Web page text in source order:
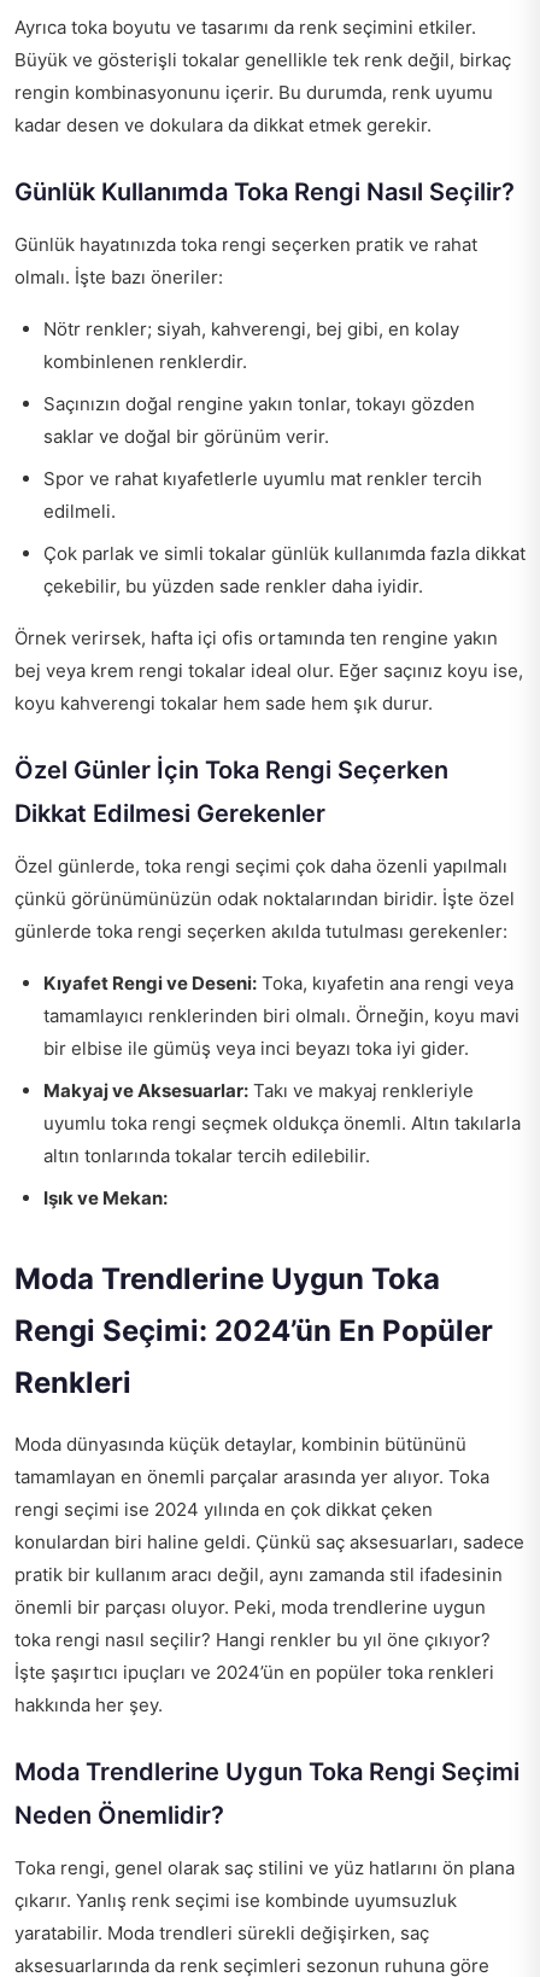
Ayrıca toka boyutu ve tasarımı da renk seçimini etkiler.
Büyük ve gösterişli tokalar genellikle tek renk değil, birkaç
rengin kombinasyonunu içerir. Bu durumda, renk uyumu
kadar desen ve dokulara da dikkat etmek gerekir.
Günlük Kullanımda Toka Rengi Nasıl Seçilir?
Günlük hayatınızda toka rengi seçerken pratik ve rahat
olmalı. İşte bazı öneriler:
Nötr renkler; siyah, kahverengi, bej gibi, en kolay
kombinlenen renklerdir.
Saçınızın doğal rengine yakın tonlar, tokayı gözden
saklar ve doğal bir görünüm verir.
Spor ve rahat kıyafetlerle uyumlu mat renkler tercih
edilmeli.
Çok parlak ve simli tokalar günlük kullanımda fazla dikkat
çekebilir, bu yüzden sade renkler daha iyidir.
Örnek verirsek, hafta içi ofis ortamında ten rengine yakın
bej veya krem rengi tokalar ideal olur. Eğer saçınız koyu ise,
koyu kahverengi tokalar hem sade hem şık durur.
Özel Günler İçin Toka Rengi Seçerken
Dikkat Edilmesi Gerekenler
Özel günlerde, toka rengi seçimi çok daha özenli yapılmalı
çünkü görünümünüzün odak noktalarından biridir. İşte özel
günlerde toka rengi seçerken akılda tutulması gerekenler:
Kıyafet Rengi ve Deseni: Toka, kıyafetin ana rengi veya
tamamlayıcı renklerinden biri olmalı. Örneğin, koyu mavi
bir elbise ile gümüş veya inci beyazı toka iyi gider.
Makyaj ve Aksesuarlar: Takı ve makyaj renkleriyle
uyumlu toka rengi seçmek oldukça önemli. Altın takılarla
altın tonlarında tokalar tercih edilebilir.
Işık ve Mekan:
Moda Trendlerine Uygun Toka
Rengi Seçimi: 2024’ün En Popüler
Renkleri
Moda dünyasında küçük detaylar, kombinin bütününü
tamamlayan en önemli parçalar arasında yer alıyor. Toka
rengi seçimi ise 2024 yılında en çok dikkat çeken
konulardan biri haline geldi. Çünkü saç aksesuarları, sadece
pratik bir kullanım aracı değil, aynı zamanda stil ifadesinin
önemli bir parçası oluyor. Peki, moda trendlerine uygun
toka rengi nasıl seçilir? Hangi renkler bu yıl öne çıkıyor?
İşte şaşırtıcı ipuçları ve 2024’ün en popüler toka renkleri
hakkında her şey.
Moda Trendlerine Uygun Toka Rengi Seçimi
Neden Önemlidir?
Toka rengi, genel olarak saç stilini ve yüz hatlarını ön plana
çıkarır. Yanlış renk seçimi ise kombinde uyumsuzluk
yaratabilir. Moda trendleri sürekli değişirken, saç
aksesuarlarında da renk seçimleri sezonun ruhuna göre